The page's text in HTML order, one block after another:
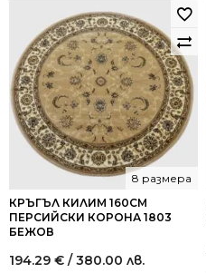
КРЪГЪЛ КИЛИМ 160СМ
ПЕРСИЙСКИ КОРОНА 1803
БЕЖОВ
8 размера
194.29 € / 380.00 лв.